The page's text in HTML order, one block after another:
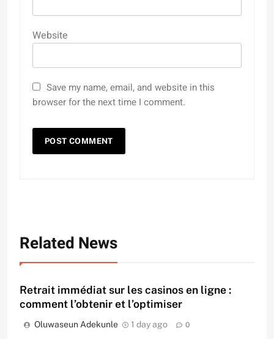
Website
Save my name, email, and website in this
browser for the next time I comment.
Related News
Retrait immédiat sur les casinos en ligne :
comment l’obtenir et l’optimiser
Oluwaseun Adekunle 1 day ago 0